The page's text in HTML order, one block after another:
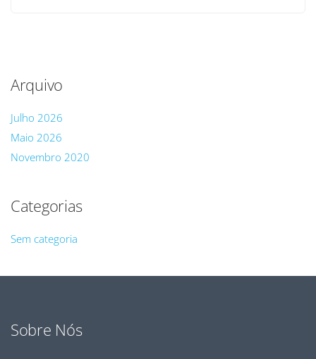
Arquivo
Julho 2026
Maio 2026
Novembro 2020
Categorias
Sem categoria
Sobre Nós